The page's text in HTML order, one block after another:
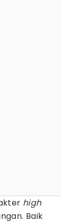
high
Baik